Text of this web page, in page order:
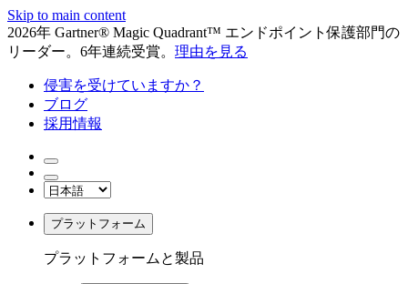
Skip to main content
2026年 Gartner® Magic Quadrant™ エンドポイント保護部門の
リーダー。6年連続受賞。 理由を見る
侵害を受けていますか？
ブログ
採用情報
プラットフォーム
プラットフォームと製品